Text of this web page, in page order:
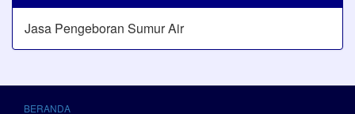
Jasa Pengeboran Sumur Air
BERANDA